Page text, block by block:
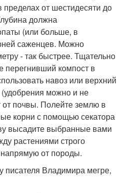
от шестидесяти до
должна
(или больше, в
саженцев. Можно
- так быстрее. Тщательно
перегнивший компост в
навоз или верхний
можно и не
от почвы. Полейте землю в
корни с помощью секатора
высадите выбранные вами
растениями строго
от породы.
писателя Владимира мегре,